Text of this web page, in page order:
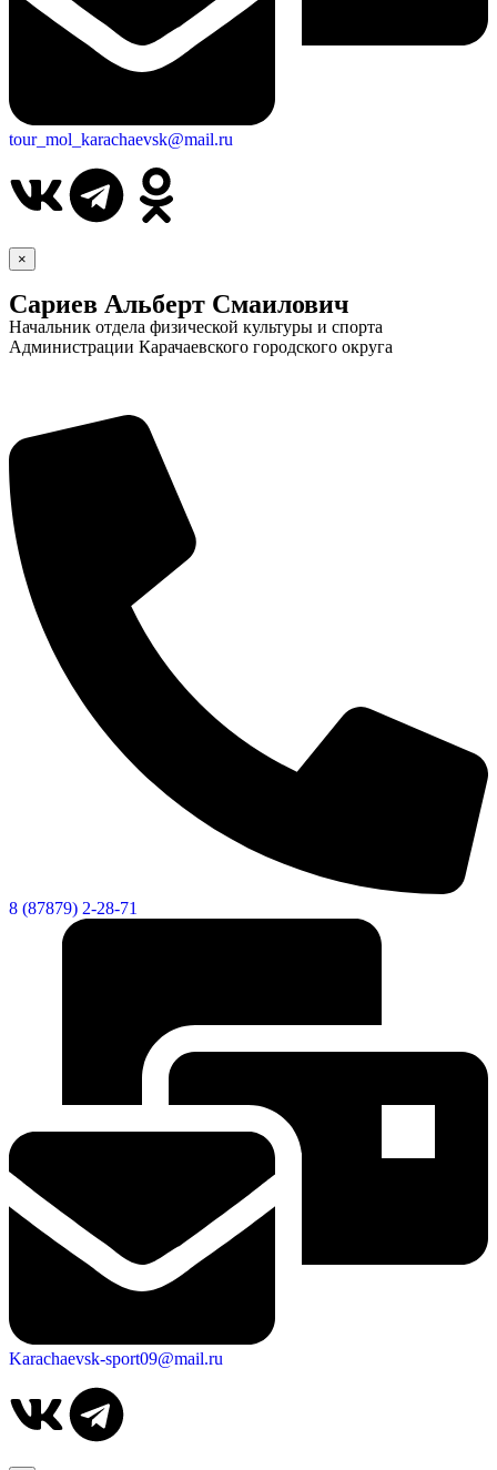
tour_mol_karachaevsk@mail.ru
×
Сариев Альберт Смаилович
Начальник отдела физической культуры и спорта
Администрации Карачаевского городского округа
8 (87879) 2-28-71
Karachaevsk-sport09@mail.ru